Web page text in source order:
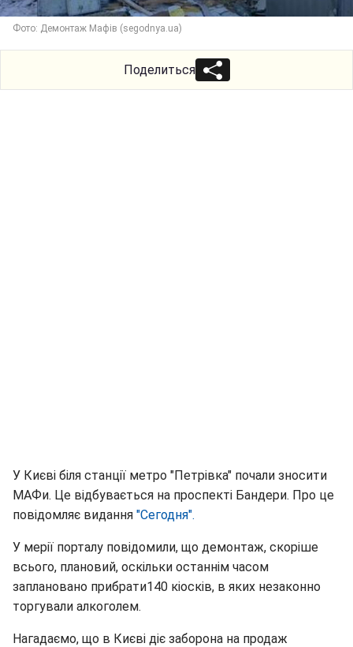
Фото: Демонтаж Мафів (segodnya.ua)
Поделиться
У Києві біля станції метро "Петрівка" почали зносити
МАФи. Це відбувається на проспекті Бандери. Про це
повідомляє видання "Сегодня".
У мерії порталу повідомили, що демонтаж, скоріше
всього, плановий, оскільки останнім часом
заплановано прибрати140 кіосків, в яких незаконно
торгували алкоголем.
Нагадаємо, що в Києві діє заборона на продаж